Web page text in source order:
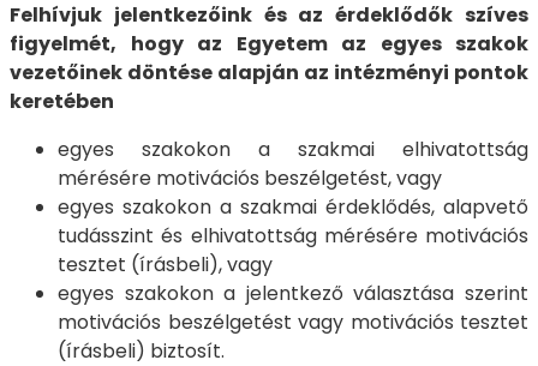
Felhívjuk jelentkezőink és az érdeklődők szíves
figyelmét, hogy az Egyetem az egyes szakok
vezetőinek döntése alapján az intézményi pontok
keretében
egyes szakokon a szakmai elhivatottság
mérésére motivációs beszélgetést, vagy
egyes szakokon a szakmai érdeklődés, alapvető
tudásszint és elhivatottság mérésére motivációs
tesztet (írásbeli), vagy
egyes szakokon a jelentkező választása szerint
motivációs beszélgetést vagy motivációs tesztet
(írásbeli) biztosít.